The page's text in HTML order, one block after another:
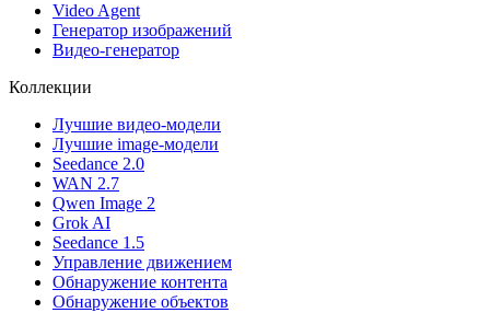
Video Agent
Генератор изображений
Видео-генератор
Коллекции
Лучшие видео-модели
Лучшие image-модели
Seedance 2.0
WAN 2.7
Qwen Image 2
Grok AI
Seedance 1.5
Управление движением
Обнаружение контента
Обнаружение объектов